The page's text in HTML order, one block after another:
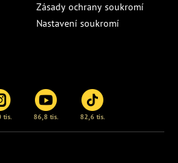
Zásady ochrany soukromí
Nastavení soukromí
tis. 86,8 tis. 82,6 tis.